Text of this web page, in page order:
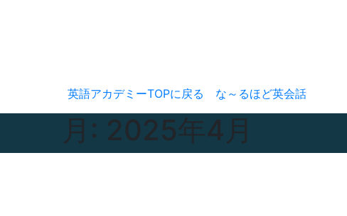
ス
英語アカデミーTOPに戻る な～るほど英会話
月: 2025年4月